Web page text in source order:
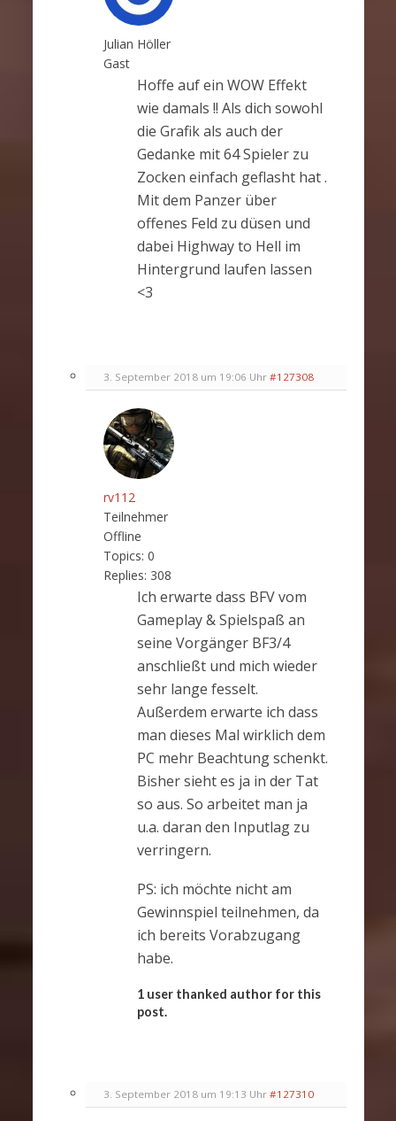
Julian Höller
Gast
Hoffe auf ein WOW Effekt
wie damals !! Als dich sowohl
die Grafik als auch der
Gedanke mit 64 Spieler zu
Zocken einfach geflasht hat .
Mit dem Panzer über
offenes Feld zu düsen und
dabei Highway to Hell im
Hintergrund laufen lassen
<3
3. September 2018 um 19:06 Uhr #127308
rv112
Teilnehmer
Offline
Topics: 0
Replies: 308
Ich erwarte dass BFV vom
Gameplay & Spielspaß an
seine Vorgänger BF3/4
anschließt und mich wieder
sehr lange fesselt.
Außerdem erwarte ich dass
man dieses Mal wirklich dem
PC mehr Beachtung schenkt.
Bisher sieht es ja in der Tat
so aus. So arbeitet man ja
u.a. daran den Inputlag zu
verringern.
PS: ich möchte nicht am
Gewinnspiel teilnehmen, da
ich bereits Vorabzugang
habe.
1 user thanked author for this
post.
3. September 2018 um 19:13 Uhr #127310